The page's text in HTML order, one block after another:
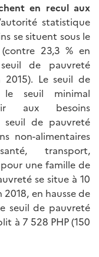
en recul aux
statistique
se situent sous le
23,3 % en
de pauvreté
2015). Le seuil de
le seuil minimal
aux besoins
de pauvreté
non-alimentaires
transport,
une famille de
se situe à 10
2018, en hausse de
seuil de pauvreté
à 7 528 PHP (150